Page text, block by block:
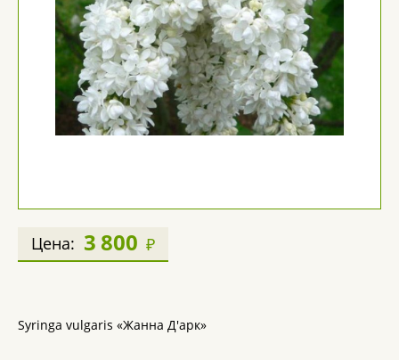
Цена: 3 800 ₽
Syringa vulgaris «Жанна Д'арк»